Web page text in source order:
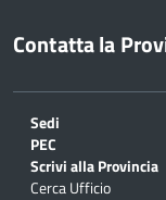
Contatta la
Sedi
PEC
Scrivi alla Provincia
Cerca Ufficio